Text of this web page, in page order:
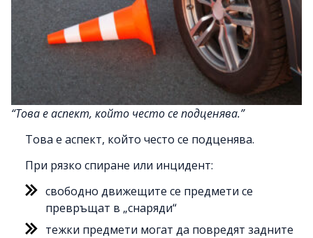
Това е аспект, който често се подценява.
Това е аспект, който често се подценява.
При рязко спиране или инцидент:
свободно движещите се предмети се
превръщат в „снаряди“
тежки предмети могат да повредят задните